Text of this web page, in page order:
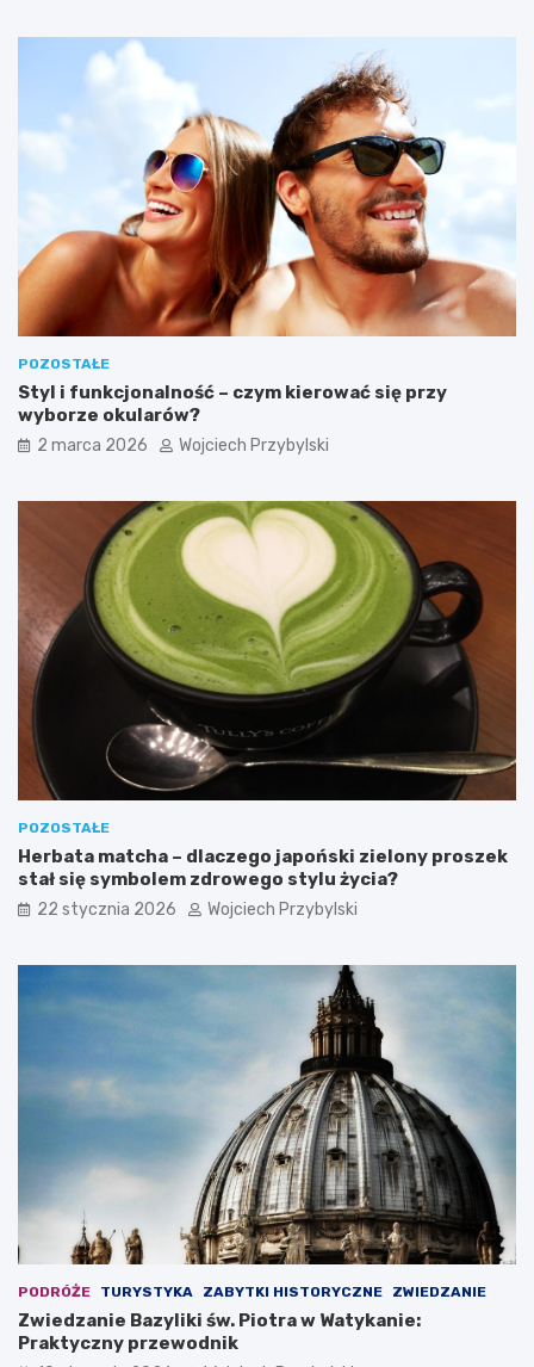
?
z
h
W
k
a
n
o
POZOSTAŁE
Styl i funkcjonalność – czym kierować się przy
wyborze okularów?
2 marca 2026 Wojciech Przybylski
POZOSTAŁE
Herbata matcha – dlaczego japoński zielony proszek
stał się symbolem zdrowego stylu życia?
22 stycznia 2026 Wojciech Przybylski
PODRÓŻE TURYSTYKA ZABYTKI HISTORYCZNE ZWIEDZANIE
Zwiedzanie Bazyliki św. Piotra w Watykanie:
Praktyczny przewodnik